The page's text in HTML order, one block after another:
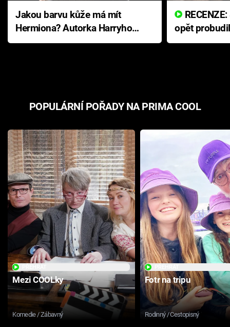
Jakou barvu kůže má mít
Hermiona? Autorka Harryho
Pottera přišla s ráznou
opět
přichází s
POPULÁRNÍ POŘADY NA PRIMA COOL
Mezi COOLky
Komedie / Zábavný
Fotr na tripu
Rodinný / Cestopisný